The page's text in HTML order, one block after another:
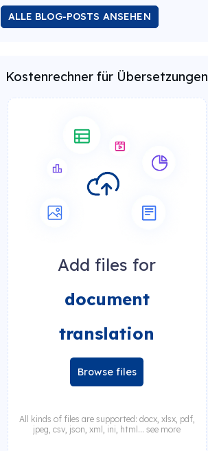
ALLE BLOG-POSTS ANSEHEN
Kostenrechner für Übersetzungen
Add files for
document
translation
Browse files
All kinds of files are supported: docx, xlsx, pdf,
jpeg, csv, json, xml, ini, html... see more